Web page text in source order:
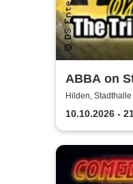
ABBA on
Show
Hilden,
10.10.2026 -